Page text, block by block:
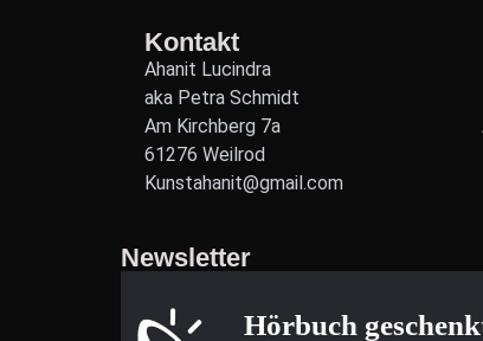
Kontakt
Ahanit Lucindra
aka Petra Schmidt
Am Kirchberg 7a
61276 Weilrod
Kunstahanit@gmail.com
Newsletter
Hörbuch